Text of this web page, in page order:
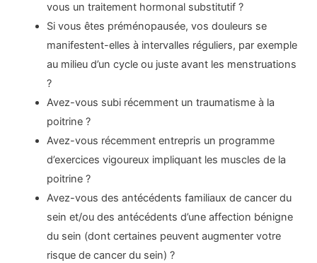
vous un traitement hormonal substitutif ?
Si vous êtes préménopausée, vos douleurs se
manifestent-elles à intervalles réguliers, par exemple
au milieu d’un cycle ou juste avant les menstruations
?
Avez-vous subi récemment un traumatisme à la
poitrine ?
Avez-vous récemment entrepris un programme
d’exercices vigoureux impliquant les muscles de la
poitrine ?
Avez-vous des antécédents familiaux de cancer du
sein et/ou des antécédents d’une affection bénigne
du sein (dont certaines peuvent augmenter votre
risque de cancer du sein) ?